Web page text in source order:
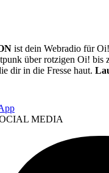
ist dein Webradio für
über rotzigen Oi! bis
dir in die Fresse haut.
MEDIA